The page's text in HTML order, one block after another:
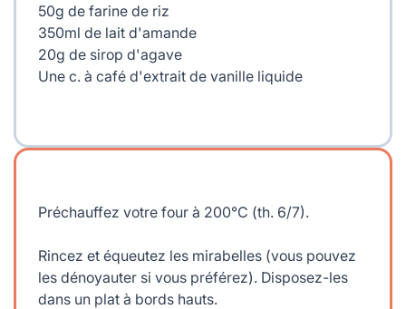
50g de farine de riz
350ml de lait d'amande
20g de sirop d'agave
Une c. à café d'extrait de vanille liquide
Préchauffez votre four à 200°C (th. 6/7).
Rincez et équeutez les mirabelles (vous pouvez
les dénoyauter si vous préférez). Disposez-les
dans un plat à bords hauts.